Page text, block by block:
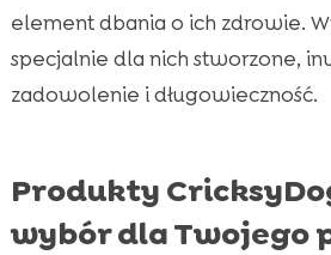
element dbania o ich zdrowie.
specjalnie dla nich stworzone,
zadowolenie i długowieczność.
Produkty
wybór dla Twojego